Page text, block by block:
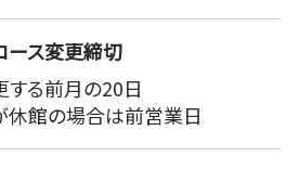
ース変更締切
する前月の20日
館の場合は前営業日